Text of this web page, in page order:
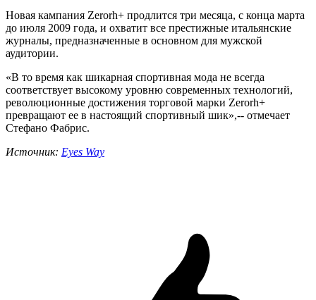
Новая кампания Zerorh+ продлится три месяца, с конца марта
до июля 2009 года, и охватит все престижные итальянские
журналы, предназначенные в основном для мужской
аудитории.
«В то время как шикарная спортивная мода не всегда
соответствует высокому уровню современных технологий,
революционные достижения торговой марки Zerorh+
превращают ее в настоящий спортивный шик»,-- отмечает
Стефано Фабрис.
Источник: Eyes Way